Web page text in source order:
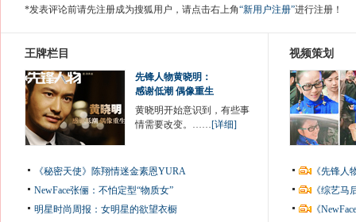
*发表评论前请先注册成为搜狐用户，请点击右上角“新用户注册”进行注册！
王牌栏目
先锋人物黄晓明：
感谢低潮 偶像重生
黄晓明开始意识到，有些事
情需要改变。……[详细]
《秘密天使》陈翔情迷金素恩YURA
NewFace张俪：不怕定型“物质女”
明星时尚周报：女明星的欲望衣橱
视频策划
《先锋
《综艺
《